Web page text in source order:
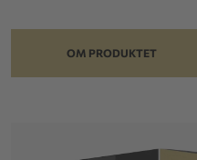
OM PRODUKTET